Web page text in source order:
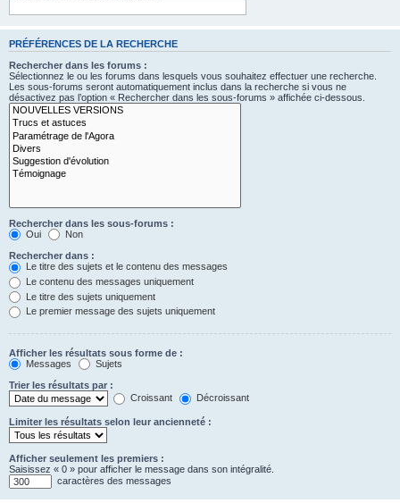
PRÉFÉRENCES DE LA RECHERCHE
Rechercher dans les forums :
Sélectionnez le ou les forums dans lesquels vous souhaitez effectuer une recherche.
Les sous-forums seront automatiquement inclus dans la recherche si vous ne
désactivez pas l’option « Rechercher dans les sous-forums » affichée ci-dessous.
Rechercher dans les sous-forums :
Oui
Non
Rechercher dans :
Le titre des sujets et le contenu des messages
Le contenu des messages uniquement
Le titre des sujets uniquement
Le premier message des sujets uniquement
Afficher les résultats sous forme de :
Messages
Sujets
Trier les résultats par :
Croissant
Décroissant
Limiter les résultats selon leur ancienneté :
Afficher seulement les premiers :
Saisissez « 0 » pour afficher le message dans son intégralité.
caractères des messages